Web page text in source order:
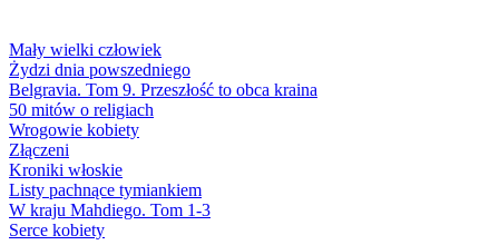
Mały wielki człowiek
Żydzi dnia powszedniego
Belgravia. Tom 9. Przeszłość to obca kraina
50 mitów o religiach
Wrogowie kobiety
Złączeni
Kroniki włoskie
Listy pachnące tymiankiem
W kraju Mahdiego. Tom 1-3
Serce kobiety